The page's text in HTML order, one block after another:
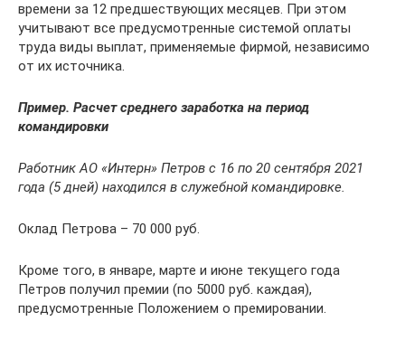
времени за 12 предшествующих месяцев. При этом
учитывают все предусмотренные системой оплаты
труда виды выплат, применяемые фирмой, независимо
от их источника.
Пример. Расчет среднего заработка на период
командировки
Работник АО «Интерн» Петров с 16 по 20 сентября 2021
года (5 дней) находился в служебной командировке.
Оклад Петрова – 70 000 руб.
Кроме того, в январе, марте и июне текущего года
Петров получил премии (по 5000 руб. каждая),
предусмотренные Положением о премировании.